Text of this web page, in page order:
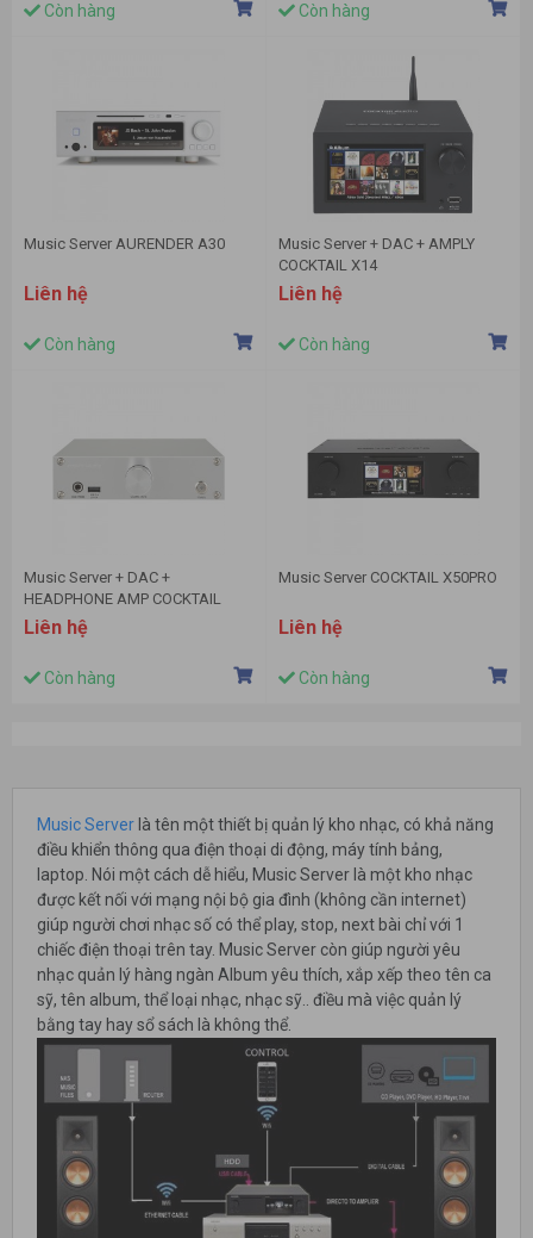
Còn hàng Còn hàng
Music Server AURENDER A30
Liên hệ
Còn hàng
Music Server + DAC + AMPLY
COCKTAIL X14
Liên hệ
Còn hàng
Music Server + DAC +
HEADPHONE AMP COCKTAIL
N15D
Liên hệ
Còn hàng
Music Server COCKTAIL X50PRO
Liên hệ
Còn hàng
Music Server là tên một thiết bị quản lý kho nhạc, có khả năng
điều khiển thông qua điện thoại di động, máy tính bảng,
laptop. Nói một cách dễ hiểu, Music Server là một kho nhạc
được kết nối với mạng nội bộ gia đình (không cần internet)
giúp người chơi nhạc số có thể play, stop, next bài chỉ với 1
chiếc điện thoại trên tay. Music Server còn giúp người yêu
nhạc quản lý hàng ngàn Album yêu thích, xắp xếp theo tên ca
sỹ, tên album, thể loại nhạc, nhạc sỹ.. điều mà việc quản lý
bằng tay hay sổ sách là không thể.